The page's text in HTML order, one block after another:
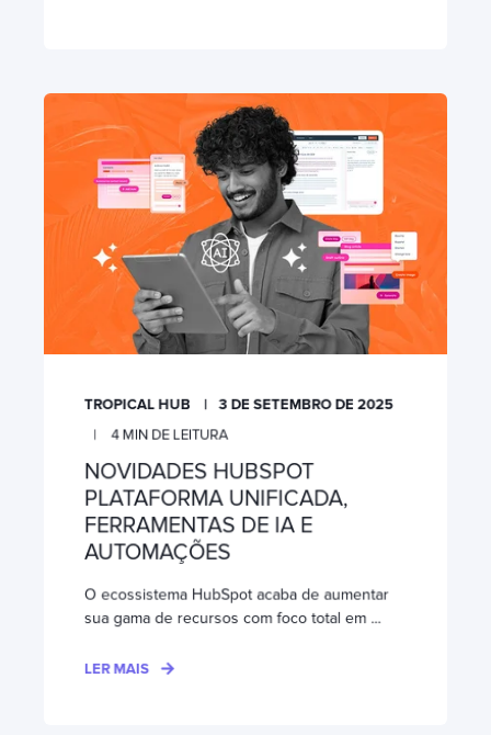
TROPICAL HUB
3 DE SETEMBRO DE 2025
4MIN DE LEITURA
NOVIDADES HUBSPOT
PLATAFORMA UNIFICADA,
FERRAMENTAS DE IA E
AUTOMAÇÕES
O ecossistema HubSpot acaba de aumentar
sua gama de recursos com foco total em ...
LER MAIS